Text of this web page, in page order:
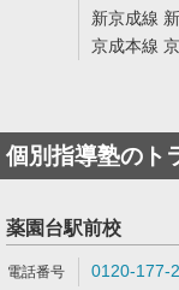
新京成線
京成本線
個別指導塾のト
薬園台駅前校
0120-177-